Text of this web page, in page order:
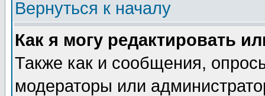
Вернуться к началу
Как я могу редактировать
Также как и сообщения,
модераторы или